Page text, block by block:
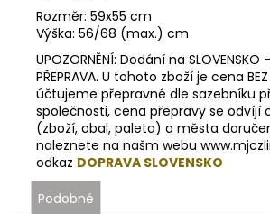
Rozměr: 59x55 cm
Výška: 56/68 (max.) cm
UPOZORNĚNÍ: Dodání na SLOVENSKO
PŘEPRAVA. U tohoto zboží je cena
účtujeme přepravné dle sazebníku
společnosti, cena přepravy se odvíjí
(zboží, obal, paleta) a města
naleznete na našm webu
odkaz DOPRAVA SLOVENSKO
Podobné